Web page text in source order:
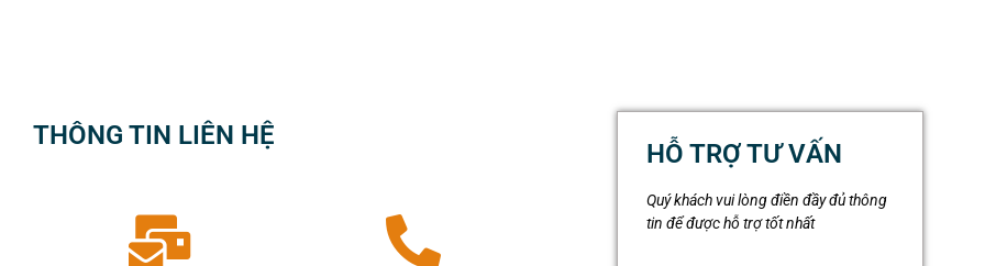
THÔNG TIN LIÊN HỆ
HỖ TRỢ TƯ VẤN
Quý khách vui lòng điền đầy đủ thông
tin để được hỗ trợ tốt nhất